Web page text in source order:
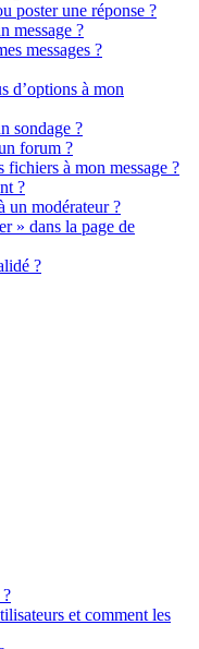
poster une réponse ?
message ?
messages ?
d’options à mon
sondage ?
forum ?
à mon message ?
?
un modérateur ?
» dans la page de
?
et comment les